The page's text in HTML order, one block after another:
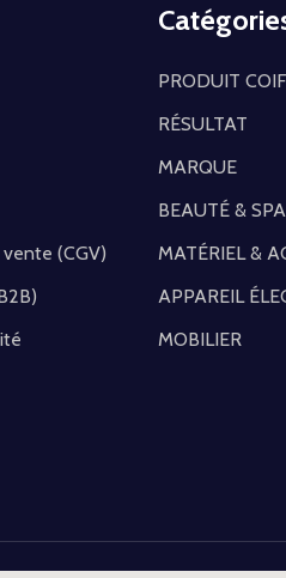
(CGV)
PRODUIT
RÉSULTAT
MARQUE
BEAUTÉ & SPA
MATÉRIEL &
APPAREIL
MOBILIER